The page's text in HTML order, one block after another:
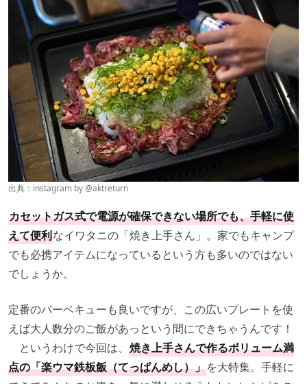
出典：instagram by@aktreturn
カセットガス式で電源が確保できない場所でも、手軽に使
えて便利なイワタニの「焼き上手さん」。家でもキャンプ
でも必携アイテムになっているという方も多いのではない
でしょうか。
定番のバーベキューも良いですが、この広いプレートを使
えば大人数分のご飯があっという間にできちゃうんです！
というわけで今回は、 焼き上手さんで作るボリューム満
点の「楽ウマ鉄板飯（てっぱんめし）」を大特集。手軽に